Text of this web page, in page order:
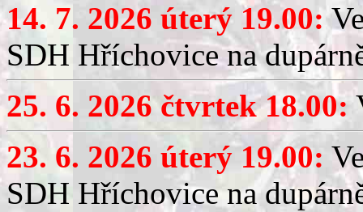
14. 7. 2026 úterý 19.00:
SDH Hříchovice na
25. 6. 2026 čtvrtek 18.00:
23. 6. 2026 úterý 19.00:
SDH Hříchovice na